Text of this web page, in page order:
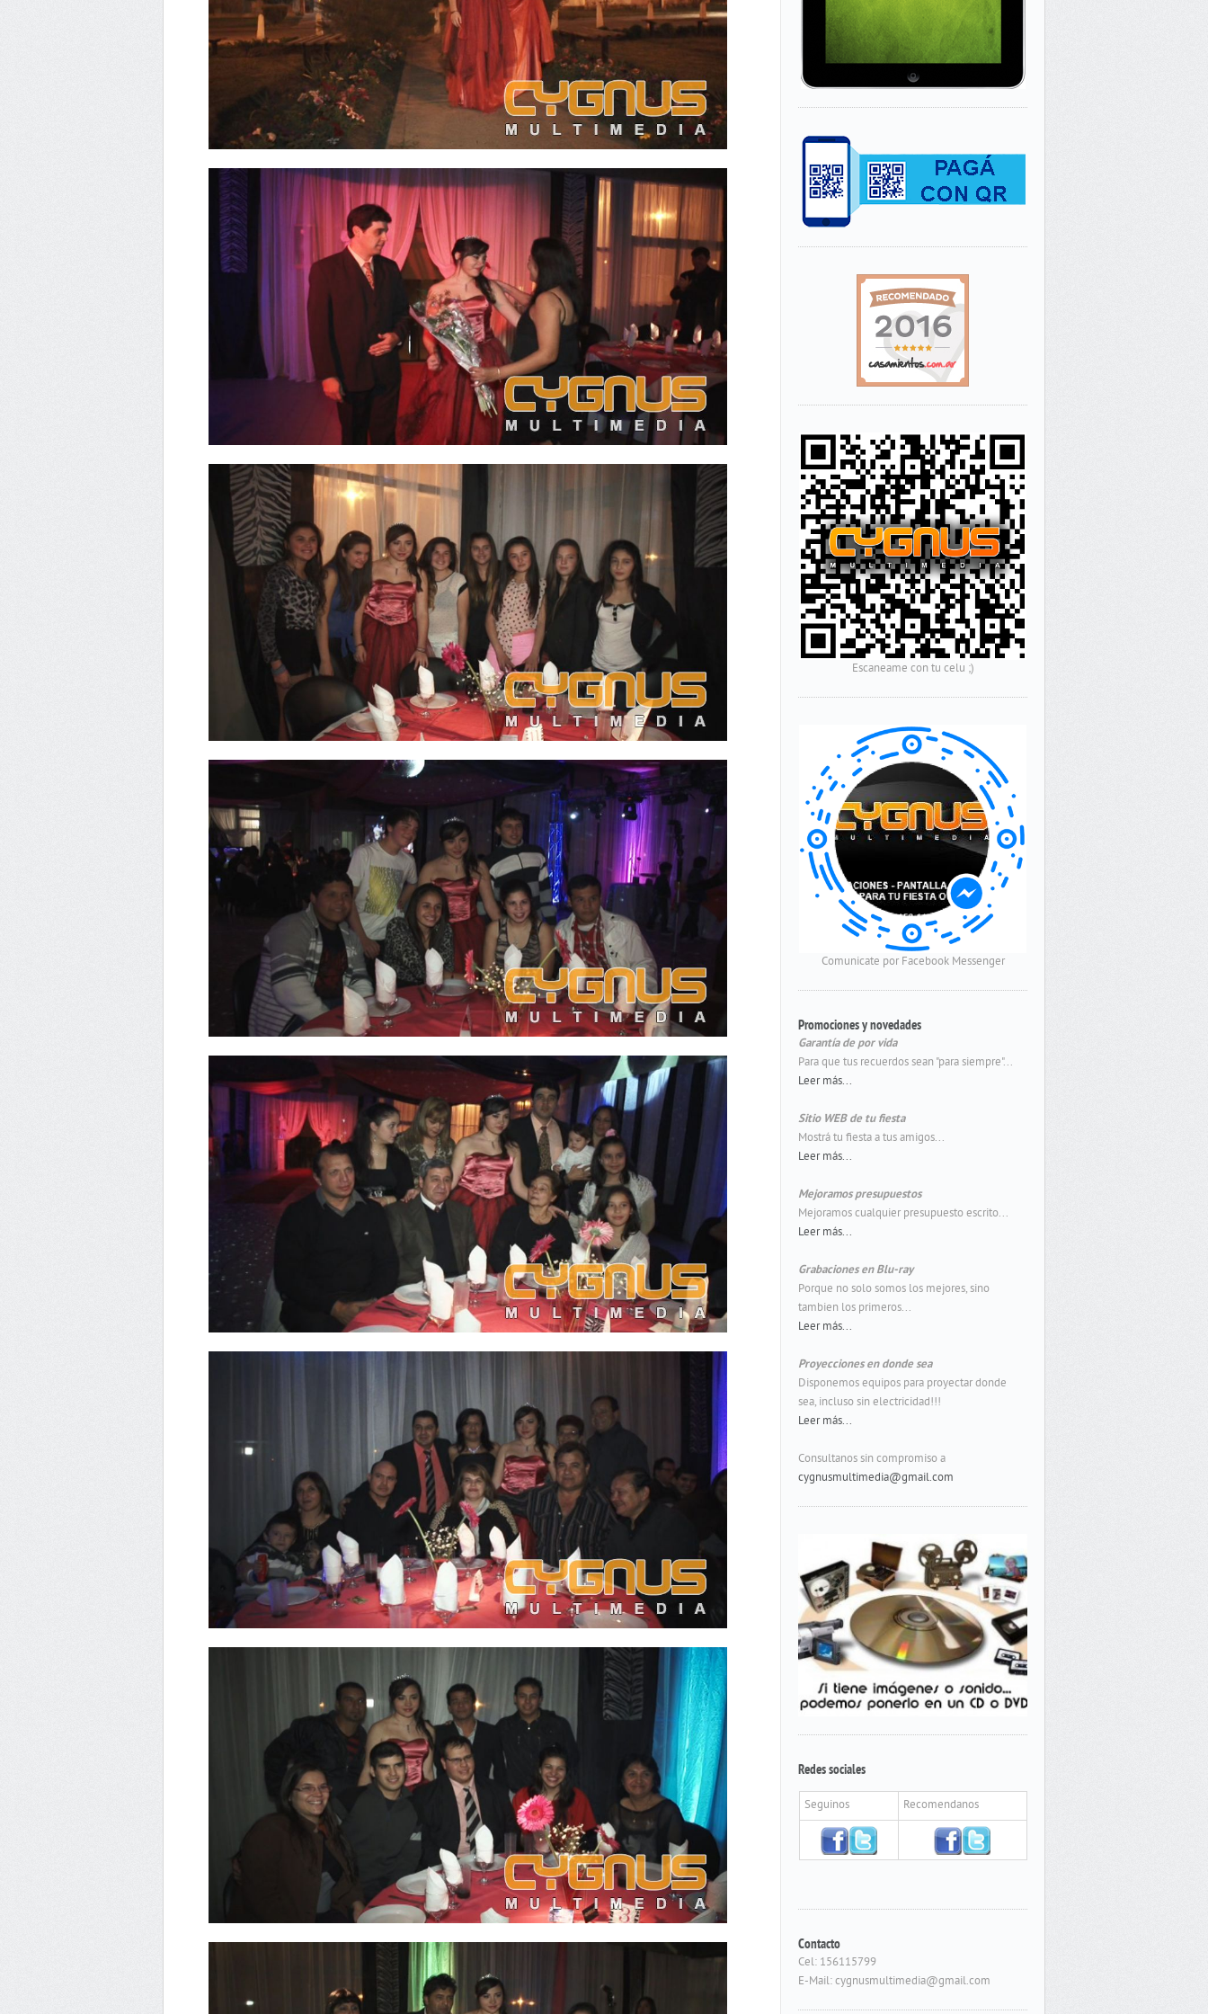
Escaneame con tu celu ;)
Comunicate por Facebook Messenger
Promociones y novedades
Garantía de por vida
Para que tus recuerdos sean "para siempre"...
Leer más...
Sitio WEB de tu fiesta
Mostrá tu fiesta a tus amigos...
Leer más...
Mejoramos presupuestos
Mejoramos cualquier presupuesto escrito...
Leer más...
Grabaciones en Blu-ray
Porque no solo somos los mejores, sino
tambien los primeros...
Leer más...
Proyecciones en donde sea
Disponemos equipos para proyectar donde
sea, incluso sin electricidad!!!
Leer más...
Consultanos sin compromiso a
cygnusmultimedia@gmail.com
Redes sociales
Seguinos Recomendanos
Cel: 156115799